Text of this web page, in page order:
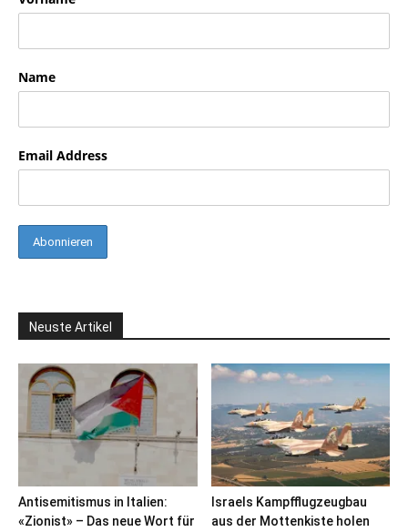
Name
Email Address
Neuste Artikel
Antisemitismus in Italien:
«Zionist» – Das neue Wort für
Israels Kampfflugzeugbau
aus der Mottenkiste holen